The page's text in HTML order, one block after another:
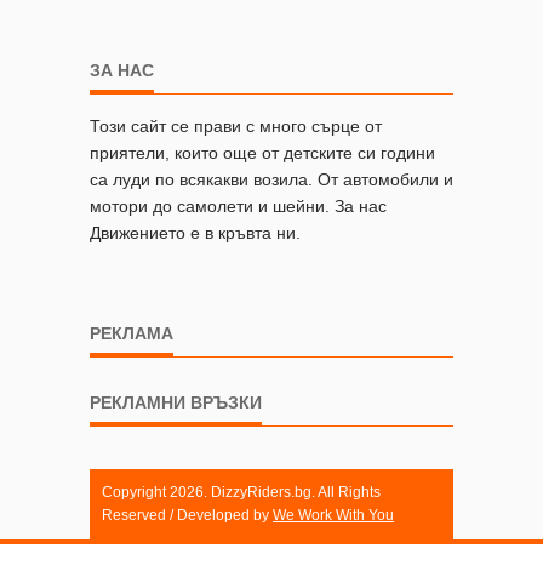
ЗА НАС
Този сайт се прави с много сърце от
приятели, които още от детските си години
са луди по всякакви возила. От автомобили и
мотори до самолети и шейни. За нас
Движението е в кръвта ни.
РЕКЛАМА
РЕКЛАМНИ ВРЪЗКИ
Copyright 2026. DizzyRiders.bg. All Rights
Reserved / Developed by We Work With You